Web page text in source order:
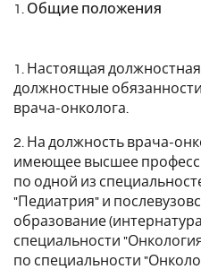
1. Общие положения
1. Настоящая
должностные
врача-онколога.
2. На должность врача-
имеющее высшее
по одной из
"Педиатрия" и
образование
специальности
по специальности